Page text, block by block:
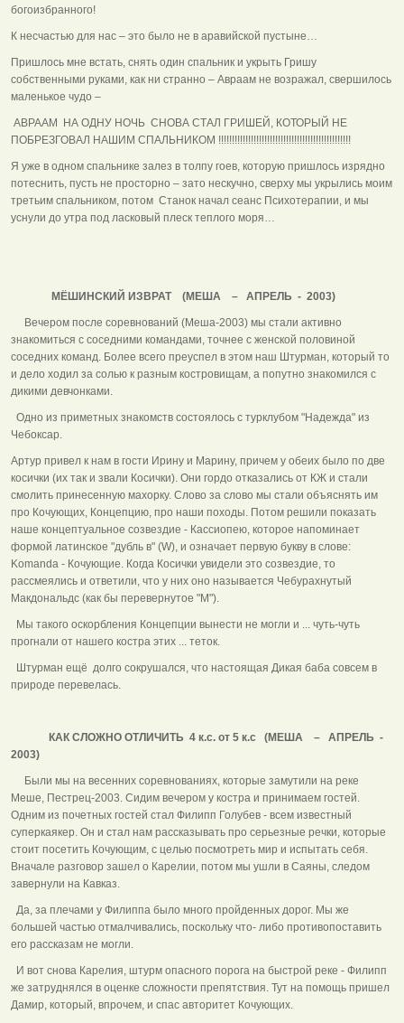
богоизбранного!
К несчастью для нас – это было не в аравийской пустыне…
Пришлось мне встать, снять один спальник и укрыть Гришу
собственными руками, как ни странно – Авраам не возражал, свершилось
маленькое чудо –
АВРААМ НА ОДНУ НОЧЬ СНОВА СТАЛ ГРИШЕЙ, КОТОРЫЙ НЕ
ПОБРЕЗГОВАЛ НАШИМ СПАЛЬНИКОМ !!!!!!!!!!!!!!!!!!!!!!!!!!!!!!!!!!!!!!!!!!!!!!!!!
Я уже в одном спальнике залез в толпу гоев, которую пришлось изрядно
потеснить, пусть не просторно – зато нескучно, сверху мы укрылись моим
третьим спальником, потом Станок начал сеанс Психотерапии, и мы
уснули до утра под ласковый плеск теплого моря…
МЁШИНСКИЙ ИЗВРАТ (МЕША – АПРЕЛЬ - 2003)
Вечером после соревнований (Меша-2003) мы стали активно
знакомиться с соседними командами, точнее с женской половиной
соседних команд. Более всего преуспел в этом наш Штурман, который то
и дело ходил за солью к разным костровищам, а попутно знакомился с
дикими девчонками.
Одно из приметных знакомств состоялось с турклубом "Надежда" из
Чебоксар.
Артур привел к нам в гости Ирину и Марину, причем у обеих было по две
косички (их так и звали Косички). Они гордо отказались от КЖ и стали
смолить принесенную махорку. Слово за слово мы стали объяснять им
про Кочующих, Концепцию, про наши походы. Потом решили показать
наше концептуальное созвездие - Кассиопею, которое напоминает
формой латинское "дубль в" (W), и означает первую букву в слове:
Komanda - Кочующие. Когда Косички увидели это созвездие, то
рассмеялись и ответили, что у них оно называется Чебурахнутый
Макдональдс (как бы перевернутое "М").
Мы такого оскорбления Концепции вынести не могли и ... чуть-чуть
прогнали от нашего костра этих ... теток.
Штурман ещё долго сокрушался, что настоящая Дикая баба совсем в
природе перевелась.
КАК СЛОЖНО ОТЛИЧИТЬ 4 к.с. от 5 к.с (МЕША – АПРЕЛЬ -
2003)
Были мы на весенних соревнованиях, которые замутили на реке
Меше, Пестрец-2003. Сидим вечером у костра и принимаем гостей.
Одним из почетных гостей стал Филипп Голубев - всем известный
суперкаякер. Он и стал нам рассказывать про серьезные речки, которые
стоит посетить Кочующим, с целью посмотреть мир и испытать себя.
Вначале разговор зашел о Карелии, потом мы ушли в Саяны, следом
завернули на Кавказ.
Да, за плечами у Филиппа было много пройденных дорог. Мы же
большей частью отмалчивались, поскольку что- либо противопоставить
его рассказам не могли.
И вот снова Карелия, штурм опасного порога на быстрой реке - Филипп
же затруднялся в оценке сложности препятствия. Тут на помощь пришел
Дамир, который, впрочем, и спас авторитет Кочующих.